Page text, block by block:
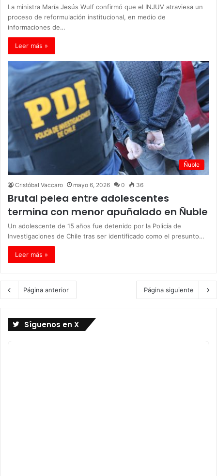
La ministra María Jesús Wulf confirmó que el INJUV atraviesa un
proceso de reformulación institucional, en medio de
informaciones de…
Leer más »
Ñuble
Cristóbal Vaccaro mayo 6, 2026 0 36
Brutal pelea entre adolescentes
termina con menor apuñalado en Ñuble
Un adolescente de 15 años fue detenido por la Policía de
Investigaciones de Chile tras ser identificado como el presunto…
Leer más »
Página anterior Página siguiente
Síguenos en X